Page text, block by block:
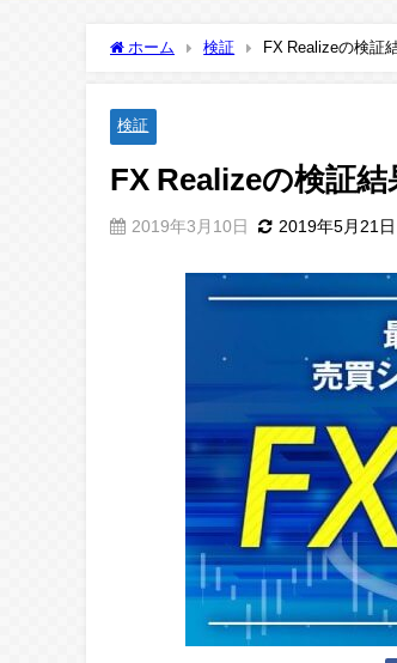
ホーム 検証 FX Realizeの検証
検証
FX Realizeの検証結
2019年3月10日 2019年5月21日